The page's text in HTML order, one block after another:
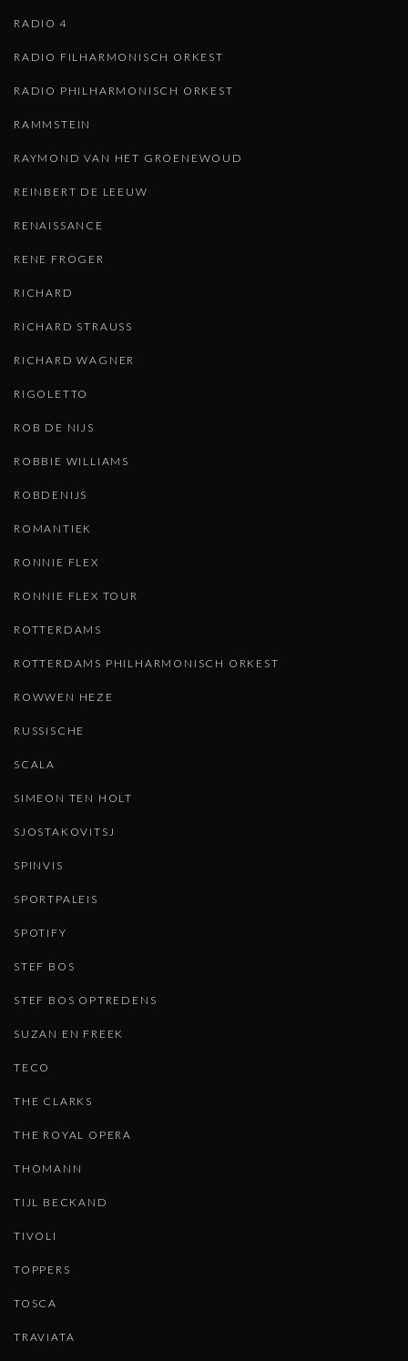
RADIO 4
RADIO FILHARMONISCH ORKEST
RADIO PHILHARMONISCH ORKEST
RAMMSTEIN
RAYMOND VAN HET GROENEWOUD
REINBERT DE LEEUW
RENAISSANCE
RENE FROGER
RICHARD
RICHARD STRAUSS
RICHARD WAGNER
RIGOLETTO
ROB DE NIJS
ROBBIE WILLIAMS
ROBDENIJS
ROMANTIEK
RONNIE FLEX
RONNIE FLEX TOUR
ROTTERDAMS
ROTTERDAMS PHILHARMONISCH ORKEST
ROWWEN HEZE
RUSSISCHE
SCALA
SIMEON TEN HOLT
SJOSTAKOVITSJ
SPINVIS
SPORTPALEIS
SPOTIFY
STEF BOS
STEF BOS OPTREDENS
SUZAN EN FREEK
TECO
THE CLARKS
THE ROYAL OPERA
THOMANN
TIJL BECKAND
TIVOLI
TOPPERS
TOSCA
TRAVIATA